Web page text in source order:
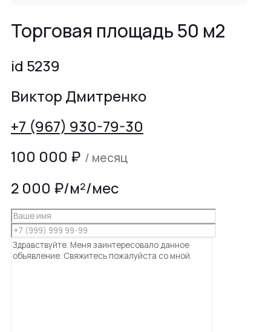
Торговая площадь 50 м2
id 5239
Виктор Дмитренко
+7 (967) 930-79-30
100 000 ₽ / месяц
2 000 ₽/м²/мес